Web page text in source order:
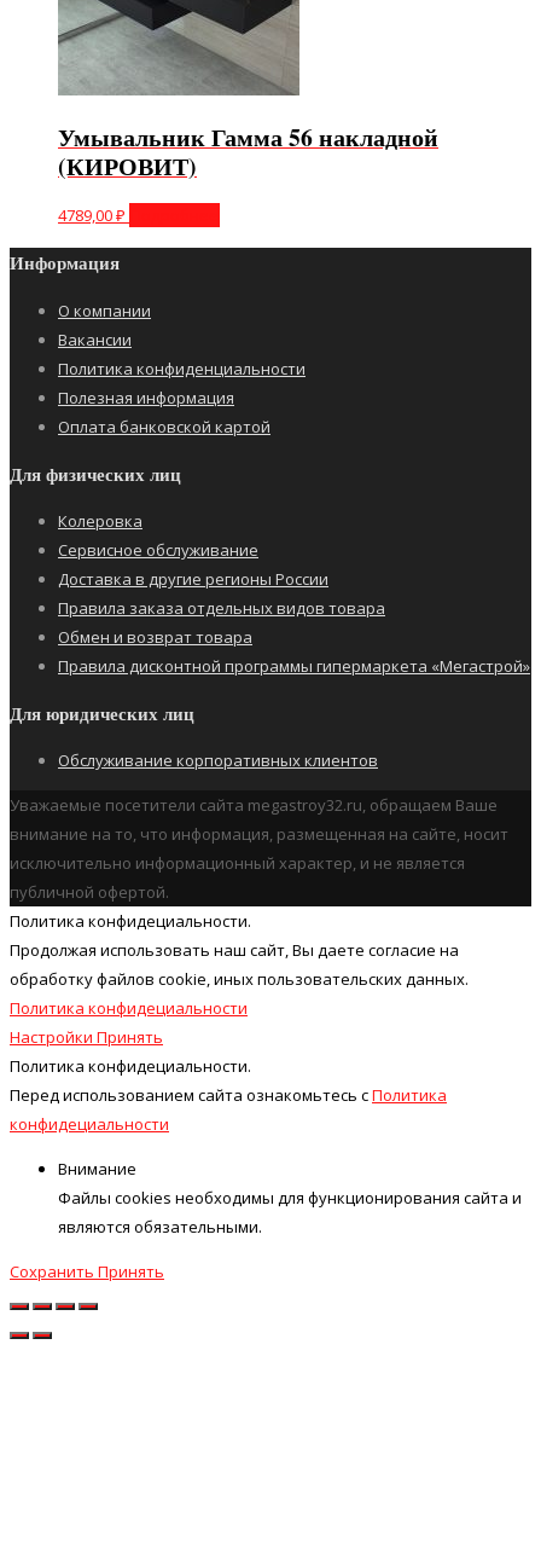
Умывальник Гамма 56 накладной
(КИРОВИТ)
4789,00₽
Информация
О компании
Вакансии
Политика конфиденциальности
Полезная информация
Оплата банковской картой
Для физических лиц
Колеровка
Сервисное обслуживание
Доставка в другие регионы России
Правила заказа отдельных видов товара
Обмен и возврат товара
Правила дисконтной программы гипермаркета «Мегастрой»
Для юридических лиц
Обслуживание корпоративных клиентов
Уважаемые посетители сайта megastroy32.ru, обращаем Ваше
внимание на то, что информация, размещенная на сайте, носит
исключительно информационный характер, и не является
публичной офертой.
Политика конфидециальности.
Продолжая использовать наш cайт, Вы даете согласие на
обработку файлов cookie, иных пользовательских данных.
Политика конфидециальности
Настройки Принять
Политика конфидециальности.
Перед использованием сайта ознакомьтесь сПолитика
конфидециальности
Внимание
Файлы cookies необходимы для функционирования сайта и
являются обязательными.
Сохранить Принять